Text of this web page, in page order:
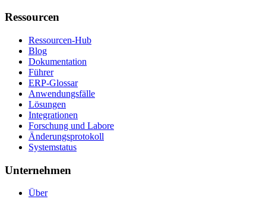
Ressourcen
Ressourcen-Hub
Blog
Dokumentation
Führer
ERP-Glossar
Anwendungsfälle
Lösungen
Integrationen
Forschung und Labore
Änderungsprotokoll
Systemstatus
Unternehmen
Über